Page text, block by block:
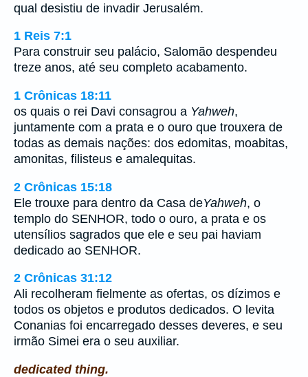
qual desistiu de invadir Jerusalém.
1 Reis 7:1
Para construir seu palácio, Salomão despendeu
treze anos, até seu completo acabamento.
1 Crônicas 18:11
os quais o rei Davi consagrou a Yahweh,
juntamente com a prata e o ouro que trouxera de
todas as demais nações: dos edomitas, moabitas,
amonitas, filisteus e amalequitas.
2 Crônicas 15:18
Ele trouxe para dentro da Casa deYahweh, o
templo do SENHOR, todo o ouro, a prata e os
utensílios sagrados que ele e seu pai haviam
dedicado ao SENHOR.
2 Crônicas 31:12
Ali recolheram fielmente as ofertas, os dízimos e
todos os objetos e produtos dedicados. O levita
Conanias foi encarregado desses deveres, e seu
irmão Simei era o seu auxiliar.
dedicated thing.